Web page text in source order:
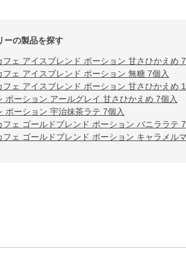
ーの製品を探す
フェ アイスブレンド ポーション 甘さひかえめ
フェ アイスブレンド ポーション 無糖 7個入
フェ アイスブレンド ポーション 甘さひかえめ
ポーション アールグレイ 甘さひかえめ 7個入
ポーション 宇治抹茶ラテ 7個入
フェ ゴールドブレンド ポーション バニララテ
フェ ゴールドブレンド ポーション キャラメル